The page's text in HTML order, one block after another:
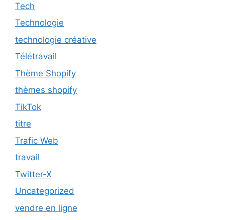
Tech
Technologie
technologie créative
Télétravail
Thème Shopify
thèmes shopify
TikTok
titre
Trafic Web
travail
Twitter-X
Uncategorized
vendre en ligne